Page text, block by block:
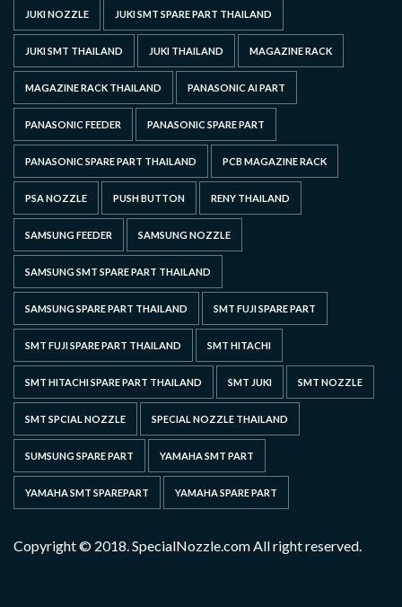
JUKI NOZZLE JUKI SMT SPARE PART THAILAND
JUKI SMT THAILAND JUKI THAILAND MAGAZINE RACK
MAGAZINE RACK THAILAND PANASONIC AI PART
PANASONIC FEEDER PANASONIC SPARE PART
PANASONIC SPARE PART THAILAND PCB MAGAZINE RACK
PSA NOZZLE PUSH BUTTON RENY THAILAND
SAMSUNG FEEDER SAMSUNG NOZZLE
SAMSUNG SMT SPARE PART THAILAND
SAMSUNG SPARE PART THAILAND SMT FUJI SPARE PART
SMT FUJI SPARE PART THAILAND SMT HITACHI
SMT HITACHI SPARE PART THAILAND SMT JUKI SMT NOZZLE
SMT SPCIAL NOZZLE SPECIAL NOZZLE THAILAND
SUMSUNG SPARE PART YAMAHA SMT PART
YAMAHA SMT SPAREPART YAMAHA SPARE PART
Copyright © 2018. SpecialNozzle.com All right reserved.